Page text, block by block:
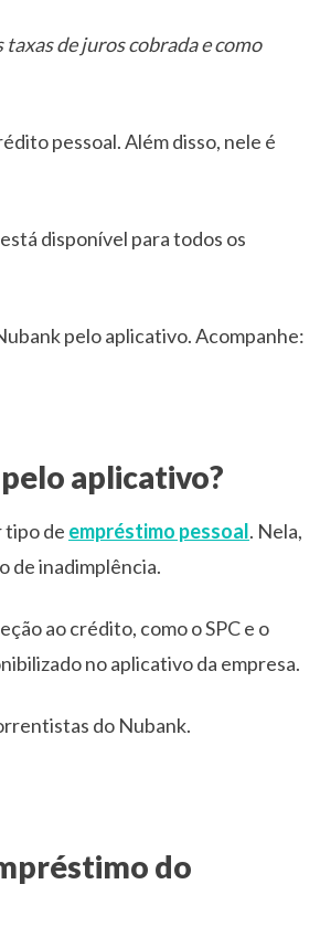
de juros cobrada e como
pessoal. Além disso, nele é
disponível para todos os
pelo aplicativo. Acompanhe:
aplicativo?
tipo de empréstimo pessoal. Nela,
de inadimplência.
ao crédito, como o SPC e o
no aplicativo da empresa.
do Nubank.
do